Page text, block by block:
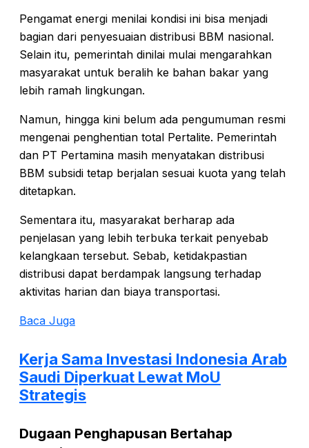
Pengamat energi menilai kondisi ini bisa menjadi
bagian dari penyesuaian distribusi BBM nasional.
Selain itu, pemerintah dinilai mulai mengarahkan
masyarakat untuk beralih ke bahan bakar yang
lebih ramah lingkungan.
Namun, hingga kini belum ada pengumuman resmi
mengenai penghentian total Pertalite. Pemerintah
dan PT Pertamina masih menyatakan distribusi
BBM subsidi tetap berjalan sesuai kuota yang telah
ditetapkan.
Sementara itu, masyarakat berharap ada
penjelasan yang lebih terbuka terkait penyebab
kelangkaan tersebut. Sebab, ketidakpastian
distribusi dapat berdampak langsung terhadap
aktivitas harian dan biaya transportasi.
Baca Juga
Kerja Sama Investasi Indonesia Arab
Saudi Diperkuat Lewat MoU
Strategis
Dugaan Penghapusan Bertahap